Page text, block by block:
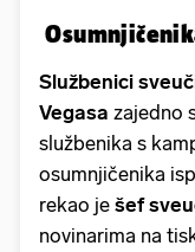
Službenici
Vegasa zajedno
službenika s
osumnjičenika
rekao je šef
novinarima na